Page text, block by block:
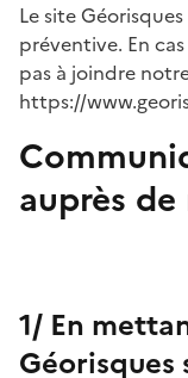
Le site
préventive. En
pas à joindre
https://
auprès
1/ En